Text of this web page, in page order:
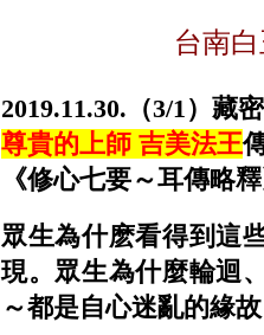
台南
2019.11.30.（3/1）藏
尊貴的上師 吉美法王
《修心七要～耳傳略
眾生為什麽看得到這
現。眾生為什麼輪迴
～都是自心迷亂的緣